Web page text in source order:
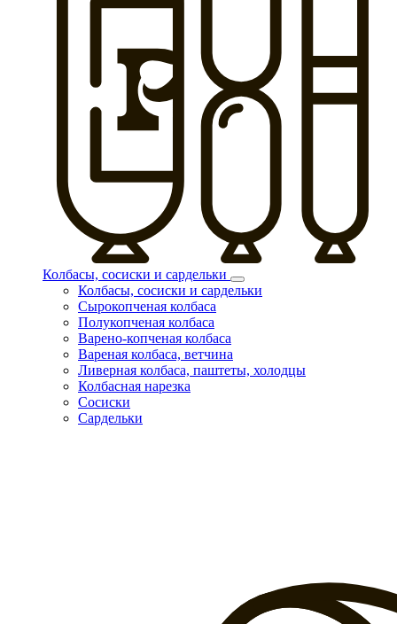
Колбасы, сосиски и сардельки
Колбасы, сосиски и сардельки
Сырокопченая колбаса
Полукопченая колбаса
Варено-копченая колбаса
Вареная колбаса, ветчина
Ливерная колбаса, паштеты, холодцы
Колбасная нарезка
Сосиски
Сардельки